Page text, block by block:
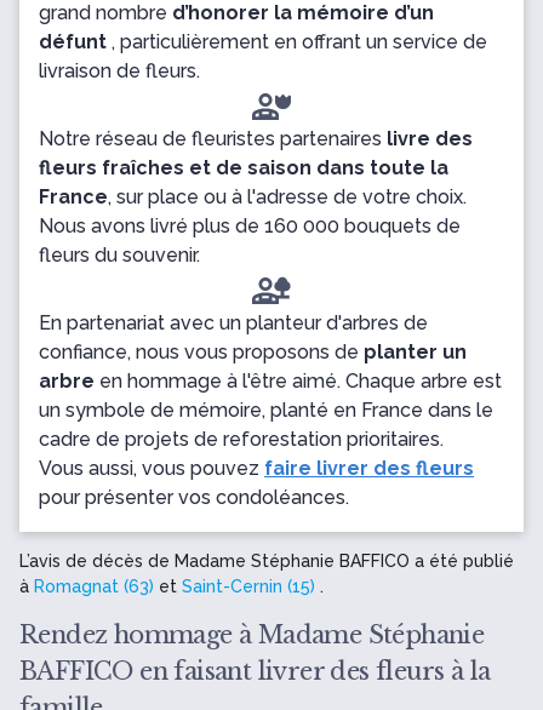
grand nombre d’honorer la mémoire d’un
défunt , particulièrement en offrant un service de
livraison de fleurs.
Notre réseau de fleuristes partenaires livre des
fleurs fraîches et de saison dans toute la
France, sur place ou à l'adresse de votre choix.
Nous avons livré plus de 160 000 bouquets de
fleurs du souvenir.
En partenariat avec un planteur d'arbres de
confiance, nous vous proposons de planter un
arbre en hommage à l'être aimé. Chaque arbre est
un symbole de mémoire, planté en France dans le
cadre de projets de reforestation prioritaires.
Vous aussi, vous pouvez faire livrer des fleurs
pour présenter vos condoléances.
L’avis de décès de Madame Stéphanie BAFFICO a été publié
à Romagnat (63) et Saint-Cernin (15) .
Rendez hommage à Madame Stéphanie
BAFFICO en faisant livrer des fleurs à la